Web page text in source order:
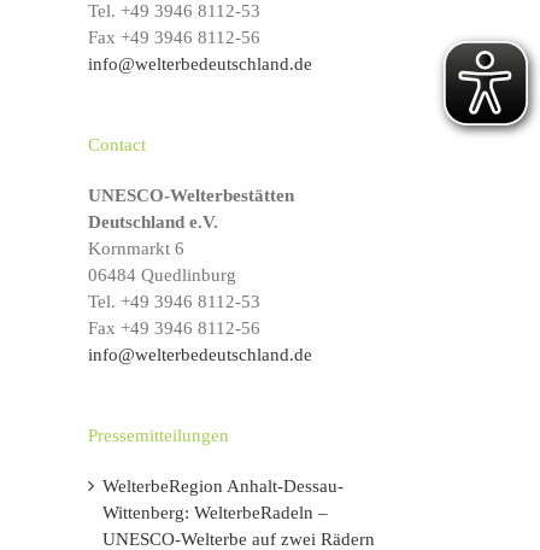
Tel. +49 3946 8112-53
Fax +49 3946 8112-56
info@welterbedeutschland.de
Contact
UNESCO-Welterbestätten
Deutschland e.V.
Kornmarkt 6
06484 Quedlinburg
Tel. +49 3946 8112-53
Fax +49 3946 8112-56
info@welterbedeutschland.de
Pressemitteilungen
WelterbeRegion Anhalt-Dessau-
Wittenberg: WelterbeRadeln –
UNESCO-Welterbe auf zwei Rädern